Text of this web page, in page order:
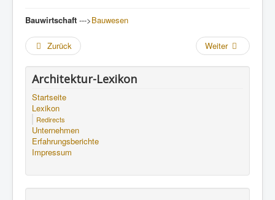
Bauwirtschaft --->Bauwesen
Zurück Weiter
Architektur-Lexikon
Startseite
Lexikon
Redirects
Unternehmen
Erfahrungsberichte
Impressum